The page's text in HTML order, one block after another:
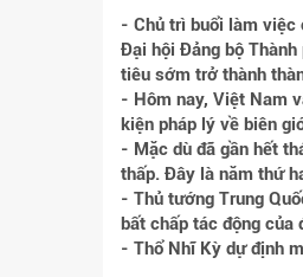
- Chủ trì buổi làm việc
Đại hội Đảng bộ
tiêu sớm trở thành
- Hôm nay, Việt Nam
kiện pháp lý về biên
- Mặc dù đã gần hết
thấp. Đây là năm thứ
- Thủ tướng Trung
bất chấp tác động của
- Thổ Nhĩ Kỳ dự định